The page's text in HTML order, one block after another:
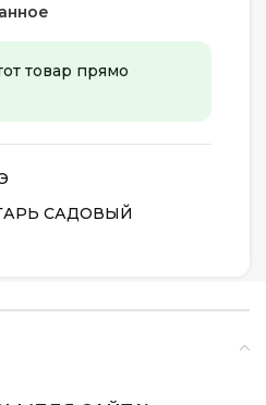
товар прямо
САДОВЫЙ